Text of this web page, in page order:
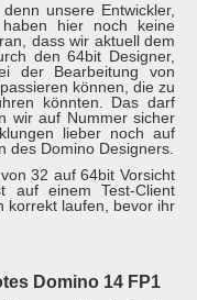
unsere Entwickler,
hier noch keine
dass wir aktuell dem
den 64bit Designer,
der Bearbeitung von
können, die zu
könnten. Das darf
wir auf Nummer sicher
lieber noch auf
des Domino Designers.
32 auf 64bit Vorsicht
auf einem Test-Client
korrekt laufen, bevor ihr
Domino 14 FP1